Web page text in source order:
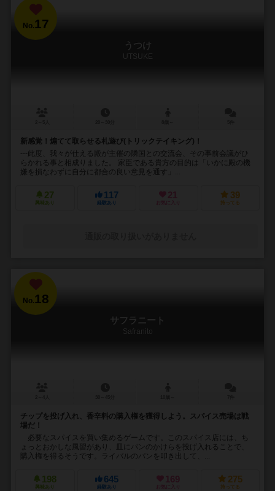
No.17
うつけ
UTSUKE
新感覚！煽てて取らせる札遊び(トリックテイキング)！
---此度、我々が仕える殿が主催の隣国との交流会、その事前会議がひ
らかれる事と相成りました。 家臣である貴方の目的は「いかに殿の機
嫌を損なわずに自分に都合の良い意見を通す」...
27
興味あり
117
経験あり
21
お気に入り
39
持ってる
No.18
サフラニート
Safranito
チップを投げ入れ、香辛料の購入権を獲得しよう。スパイス売場は戦
場だ！
必要なスパイスを買い集めるゲームです。このスパイス店には、ち
ょっとおかしな風習があり、皿にパンのかけらを投げ入れることで、
購入権を得るそうです。ライバルのパンを叩き出して、...
198
興味あり
645
経験あり
169
お気に入り
275
持ってる